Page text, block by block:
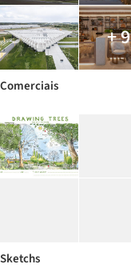
+ 9
Comerciais
Sketchs